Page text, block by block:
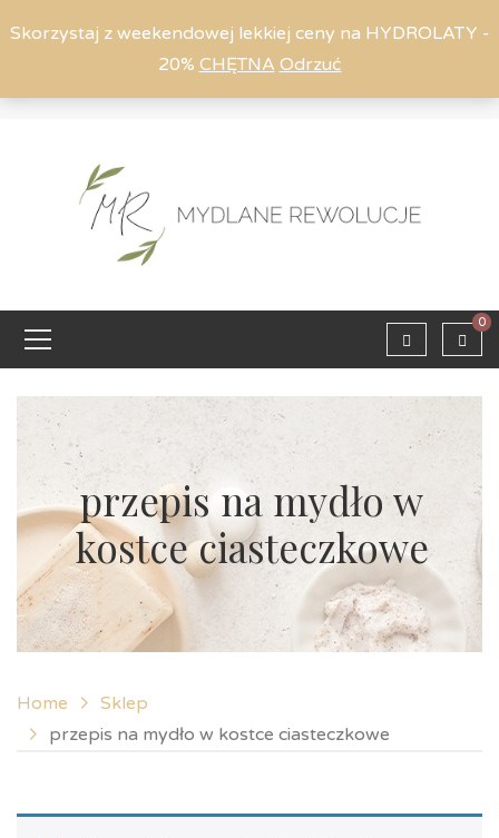
Skorzystaj z weekendowej lekkiej ceny na HYDROLATY -
20% CHĘTNA Odrzuć
0
przepis na mydło w
kostce ciasteczkowe
Home
Sklep
przepis na mydło w kostce ciasteczkowe